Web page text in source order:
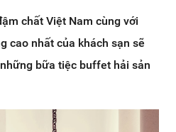
chất Việt Nam cùng với
cao nhất của khách sạn sẽ
bữa tiệc buffet hải sản